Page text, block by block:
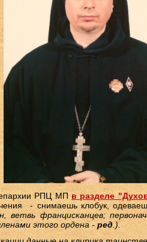
епархии РПЦ МП в разделе
- снимаешь клобук,
ветвь францисканцев;
этого ордена -ред .).